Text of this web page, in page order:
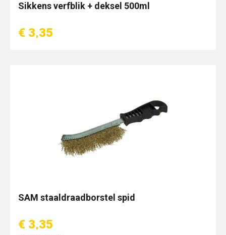
Sikkens verfblik + deksel 500ml
€ 3,35
SAM staaldraadborstel spid
€ 3,35